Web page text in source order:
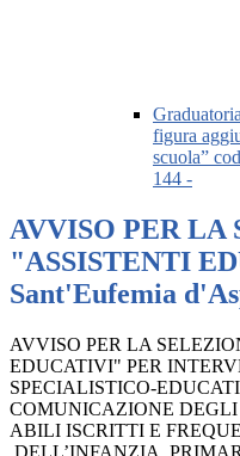
figura
scuola”
144 -
AVVISO PER LA
"ASSISTENTI
Sant'Eufemia
AVVISO PER LA
EDUCATIVI" PER
SPECIALISTICO-
COMUNICAZIONE
ABILI ISCRITTI E